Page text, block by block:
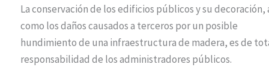
La conservación de los edificios públicos y su decoración,
como los daños causados a terceros por un posible
hundimiento de una infraestructura de madera, es de
responsabilidad de los administradores públicos.